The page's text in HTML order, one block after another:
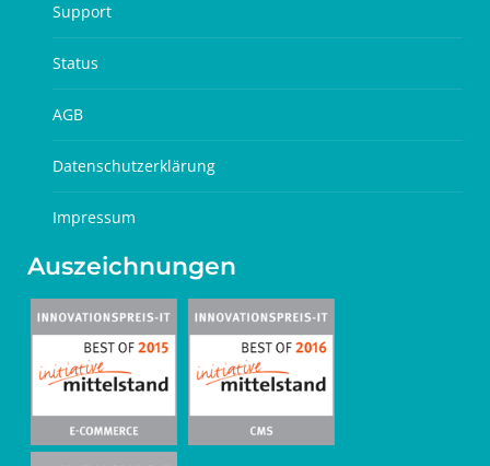
Support
Status
AGB
Datenschutzerklärung
Impressum
Auszeichnungen